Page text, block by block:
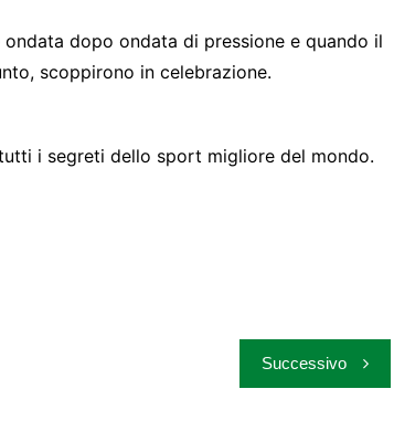
dopo ondata di pressione e quando il
scoppirono in celebrazione.
i segreti dello sport migliore del mondo.
Successivo